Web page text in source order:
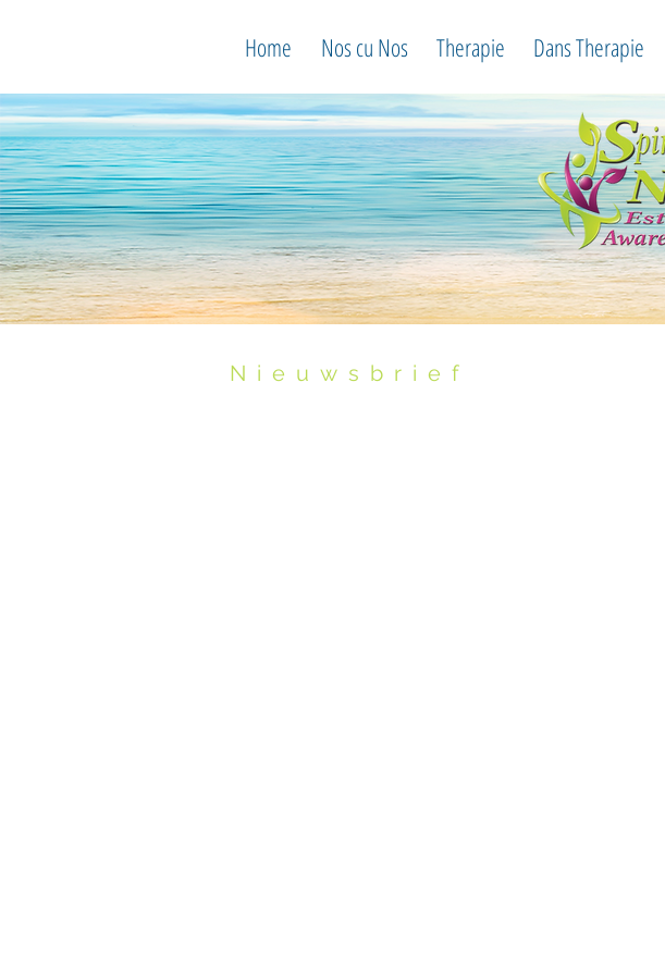
Home Nos cu Nos Therapie Dans Therapie
Nieuwsbrief